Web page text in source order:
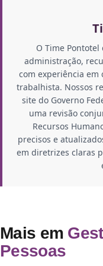
O Time
administração,
com experiência
trabalhista. Nossos
site do Governo
uma revisão
Recursos
precisos e
em diretrizes claras
Mais em
Pessoas